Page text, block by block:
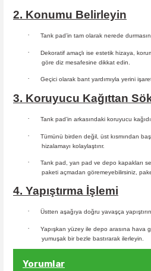
2. Konumu Belirleyin
· Tank pad’in tam olarak nerede
· Dekoratif amaçlı ise estetik hizaya,
göre diz mesafesine dikkat edin.
· Geçici olarak bant yardımıyla yerini
3. Koruyucu Kağıttan
· Tank pad’in arkasındaki koruyucu
·
Tümünü birden değil, üst kısmından
hizalamayı kolaylaştırır.
·
Tank pad, yan pad ve depo kapakları
paketi açmadan göremeyebilirsiniz,
4. Yapıştırma İşlemi
· Üstten aşağıya doğru yavaşça yapıştırın.
·
Yapışkan yüzey ile depo arasına hava
yumuşak bir bezle bastırarak ilerleyin.
Yorumlar